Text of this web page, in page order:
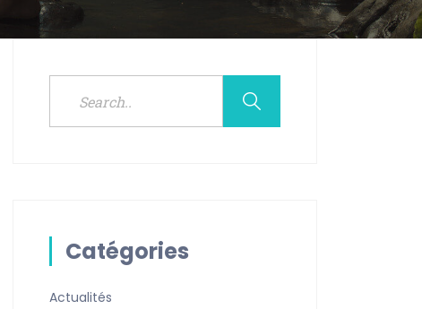
Catégories
Actualités